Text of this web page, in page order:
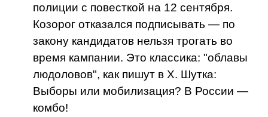
полиции с повесткой на 12 сентября.
Козорог отказался подписывать — по
закону кандидатов нельзя трогать во
время кампании. Это классика: "облавы
людоловов", как пишут в X. Шутка:
Выборы или мобилизация? В России —
комбо!